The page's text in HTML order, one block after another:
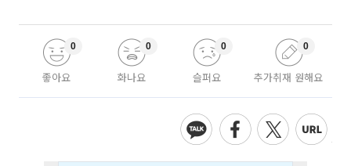
좋아요
0
화나요
0
슬퍼요
0
추가취재 원해요
0